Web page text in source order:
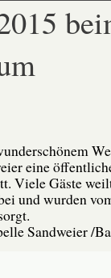
eine
Viele Gäste
und wurden
Sandweier /